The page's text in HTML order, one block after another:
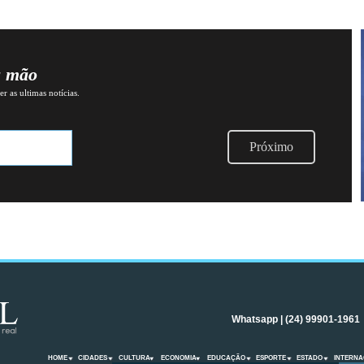
mão
as ultimas notícias.
Próximo
Whatsapp | (24) 99901-1961
HOME CIDADES CULTURA ECONOMIA EDUCAÇÃO ESPORTE ESTADO